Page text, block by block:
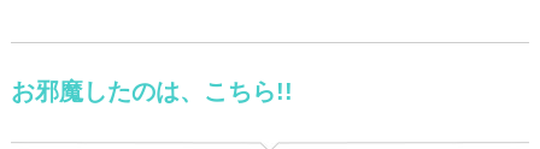
お邪魔したのは、こちら!!